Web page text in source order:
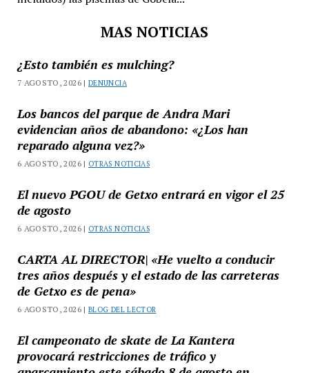
MAS NOTICIAS
¿Esto también es mulching?
7 AGOSTO, 2026 |DENUNCIA
Los bancos del parque de Andra Mari
evidencian años de abandono: «¿Los han
reparado alguna vez?»
6 AGOSTO, 2026 | OTRAS NOTICIAS
El nuevo PGOU de Getxo entrará en vigor el 25
de agosto
6 AGOSTO, 2026 | OTRAS NOTICIAS
CARTA AL DIRECTOR| «He vuelto a conducir
tres años después y el estado de las carreteras
de Getxo es de pena»
6 AGOSTO, 2026 |BLOG DEL LECTOR
El campeonato de skate de La Kantera
provocará restricciones de tráfico y